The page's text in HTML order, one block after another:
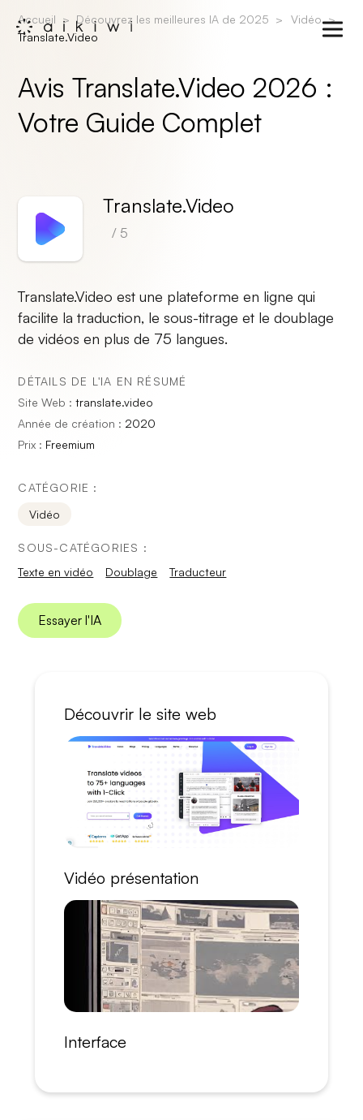
Accueil Découvrez les meilleures IA de 2025
Vidéo
Translate.Video
Avis Translate.Video 2026 :
Votre Guide Complet
Translate.Video
/ 5
Translate.Video est une plateforme en ligne qui
facilite la traduction, le sous-titrage et le doublage
de vidéos en plus de 75 langues.
DÉTAILS DE L'IA EN RÉSUMÉ
Site Web :translate.video
Année de création : 2020
Prix : Freemium
CATÉGORIE :
Vidéo
SOUS-CATÉGORIES :
Texte en vidéo
Doublage Traducteur
Essayer l'IA
Découvrir le site web
Vidéo présentation
Interface